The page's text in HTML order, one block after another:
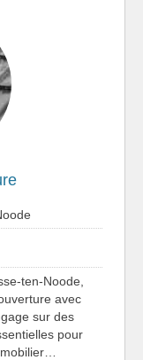
ten-Noode,
avec
sur des
pour